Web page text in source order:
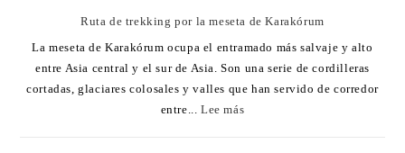
Ruta de trekking por la meseta de Karakórum
La meseta de Karakórum ocupa el entramado más salvaje y alto
entre Asia central y el sur de Asia. Son una serie de cordilleras
cortadas, glaciares colosales y valles que han servido de corredor
entre...Lee más